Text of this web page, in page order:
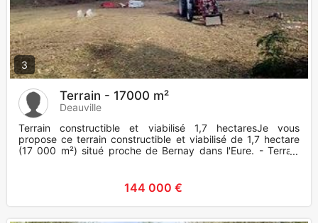
3
Terrain - 17000 m²
Deauville
Terrain constructible et viabilisé 1,7 hectaresJe vous
propose ce terrain constructible et viabilisé de 1,7 hectare
(17 000 m²) situé proche de Bernay dans l'Eure. - Terrain
144 000 €